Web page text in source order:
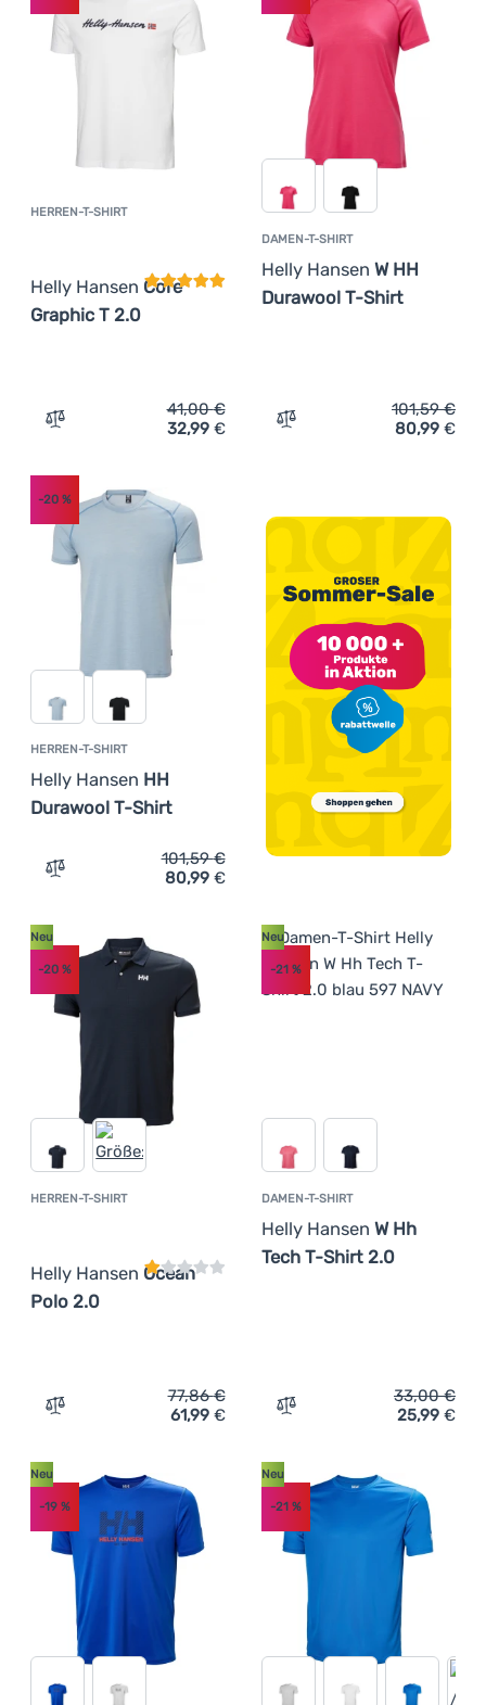
HERREN-T-SHIRT
Helly Hansen Core
Graphic T 2.0
Kundenbewertung
Zum Vergleich 'Herren-T-Shirt Helly Hansen Core
41,00€
32,99 €
DAMEN-T-SHIRT
Helly Hansen W HH
Durawool T-Shirt
Zum Vergleich 'Damen-
101,59€
80,99 €
HERREN-T-SHIRT
Helly Hansen HH
Durawool T-Shirt
-20 %
Zum Vergleich 'Herren-T-Shirt Helly Hansen HH
101,59€
80,99 €
HERREN-T-SHIRT
Helly Hansen Ocean
Polo 2.0
Kundenbewertung
Neu
-20 %
Zum Vergleich 'Herren-T-Shirt Helly Hansen Ocean
77,86€
61,99 €
DAMEN-T-SHIRT
Helly Hansen W Hh
Tech T-Shirt 2.0
Neu
-21%
Zum Vergleich 'Damen-T-
33,00€
25,99 €
Neu
-19 %
Neu
-21%